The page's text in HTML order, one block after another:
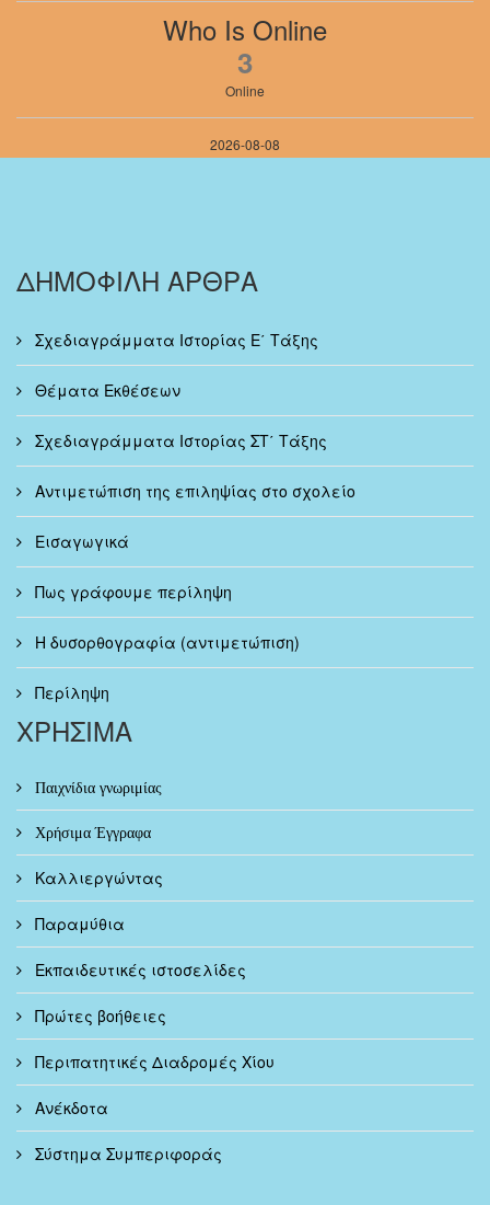
Who Is Online
3
Online
2026-08-08
ΔΗΜΟΦΙΛΗ ΑΡΘΡΑ
Σχεδιαγράμματα Ιστορίας Ε΄ Τάξης
Θέματα Εκθέσεων
Σχεδιαγράμματα Ιστορίας ΣΤ΄ Τάξης
Αντιμετώπιση της επιληψίας στο σχολείο
Εισαγωγικά
Πως γράφουμε περίληψη
Η δυσορθογραφία (αντιμετώπιση)
Περίληψη
ΧΡΗΣΙΜΑ
Παιχνίδια γνωριμίας
Χρήσιμα Έγγραφα
Καλλιεργώντας
Παραμύθια
Εκπαιδευτικές ιστοσελίδες
Πρώτες βοήθειες
Περιπατητικές Διαδρομές Χίου
Ανέκδοτα
Σύστημα Συμπεριφοράς